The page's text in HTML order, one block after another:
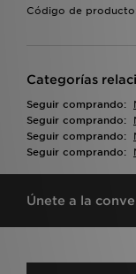
Código de
Categorías
Seguir comprando:
Seguir comprando:
Seguir comprando:
Seguir comprando:
Únete a la